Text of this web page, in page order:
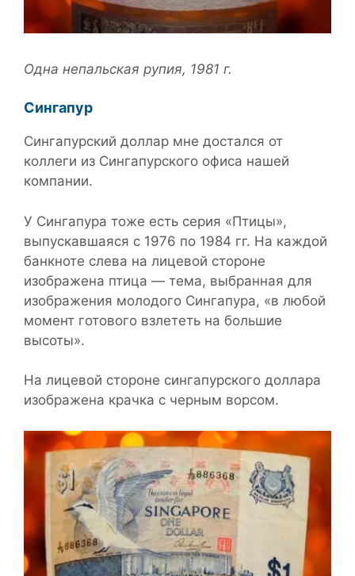
Одна непальская рупия, 1981 г.
Сингапур
Сингапурский доллар мне достался от
коллеги из Сингапурского офиса нашей
компании.
У Сингапура тоже есть серия «Птицы»,
выпускавшаяся с 1976 по 1984 гг. На каждой
банкноте слева на лицевой стороне
изображена птица — тема, выбранная для
изображения молодого Сингапура, «в любой
момент готового взлететь на большие
высоты».
На лицевой стороне сингапурского доллара
изображена крачка с черным ворсом.